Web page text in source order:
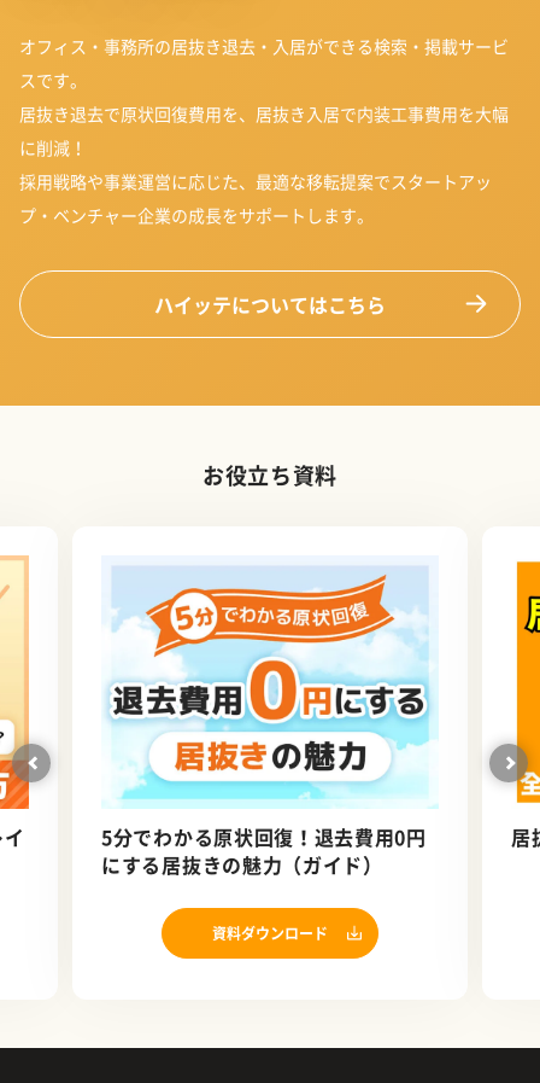
オフィス・事務所の居抜き退去・入居ができる検索・掲載サービ
スです。
居抜き退去で原状回復費用を、居抜き入居で内装工事費用を大幅
に削減！
採用戦略や事業運営に応じた、最適な移転提案でスタートアッ
プ・ベンチャー企業の成長をサポートします。
ハイッテについてはこちら
お役立ち資料
5分でわかる原状回復！退去費用0円
にする居抜きの魅力（ガイド）
資料ダウンロード
居